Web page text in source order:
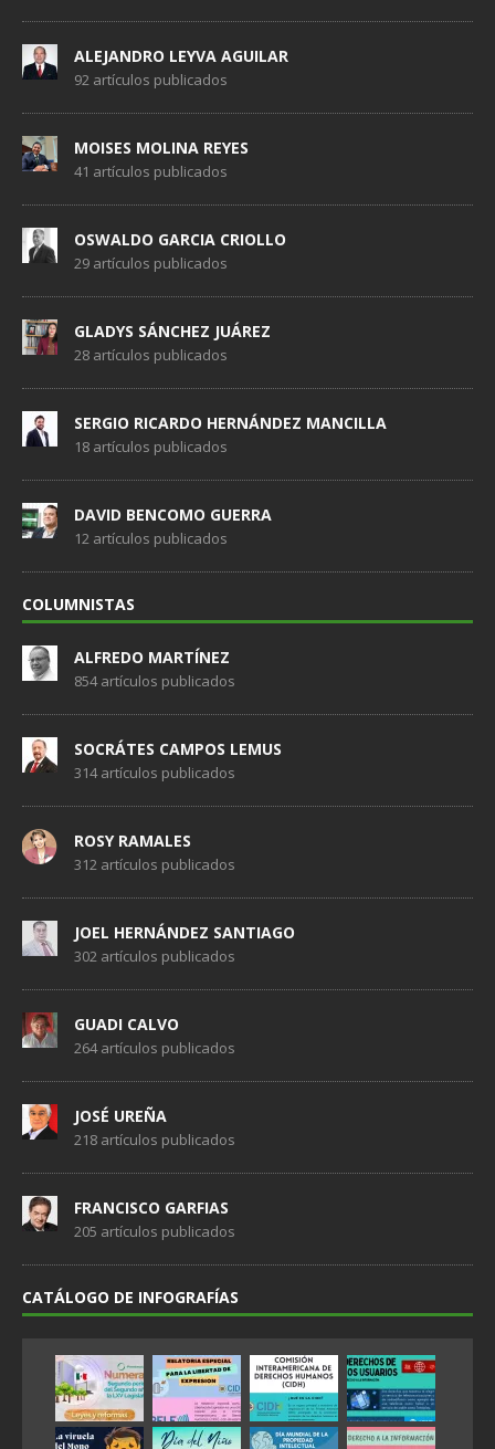
ALEJANDRO LEYVA AGUILAR
92 artículos publicados
MOISES MOLINA REYES
41 artículos publicados
OSWALDO GARCIA CRIOLLO
29 artículos publicados
GLADYS SÁNCHEZ JUÁREZ
28 artículos publicados
SERGIO RICARDO HERNÁNDEZ MANCILLA
18 artículos publicados
DAVID BENCOMO GUERRA
12 artículos publicados
COLUMNISTAS
ALFREDO MARTÍNEZ
854 artículos publicados
SOCRÁTES CAMPOS LEMUS
314 artículos publicados
ROSY RAMALES
312 artículos publicados
JOEL HERNÁNDEZ SANTIAGO
302 artículos publicados
GUADI CALVO
264 artículos publicados
JOSÉ UREÑA
218 artículos publicados
FRANCISCO GARFIAS
205 artículos publicados
CATÁLOGO DE INFOGRAFÍAS